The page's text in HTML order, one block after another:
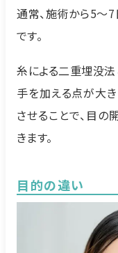
通常、施術から5〜
です。
糸による二重埋没法
手を加える点が大
させることで、目
きます。
目的の違い